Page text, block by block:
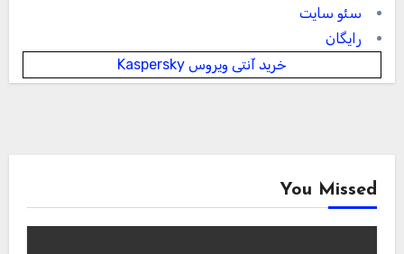
سئو سایت
رایگان
خرید آنتی ویروس Kaspersky
You Missed